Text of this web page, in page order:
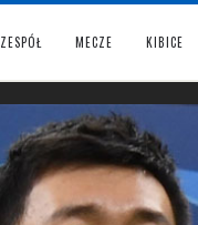
ZESPÓŁ MECZE KIBICE